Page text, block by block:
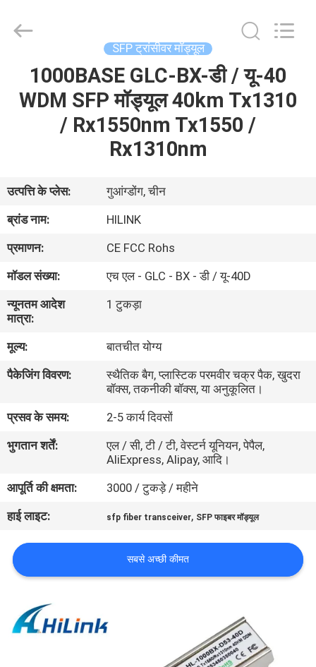
बारे
में
कारखाने
का
दौरा
गुणवत्ता
नियंत्रण
हमसे
संपर्क
करें
समाचार
मामले
उद्धरण
मांगें
Technology
Co.,Ltd..
SFP ट्रांसीवर मॉड्यूल
1000BASE GLC-BX-डी / यू-40
WDM SFP मॉड्यूल 40km Tx1310
/ Rx1550nm Tx1550 /
Rx1310nm
उत्पत्ति के प्लेस:
गुआंग्डोंग, चीन
ब्रांड नाम:
HILINK
प्रमाणन:
CE FCC Rohs
मॉडल संख्या:
एच एल - GLC - BX - डी / यू-40D
न्यूनतम आदेश
मात्रा:
1 टुकड़ा
मूल्य:
बातचीत योग्य
पैकेजिंग विवरण:
स्थैतिक बैग, प्लास्टिक परमवीर चक्र पैक, खुदरा
बॉक्स, तकनीकी बॉक्स, या अनुकूलित।
प्रसव के समय:
2-5 कार्य दिवसों
भुगतान शर्तें:
एल / सी, टी / टी, वेस्टर्न यूनियन, पेपैल,
AliExpress, Alipay, आदि।
आपूर्ति की क्षमता:
3000 / टुकड़े / महीने
हाई लाइट:
sfp fiber transceiver, SFP फाइबर मॉड्यूल
सबसे अच्छी कीमत